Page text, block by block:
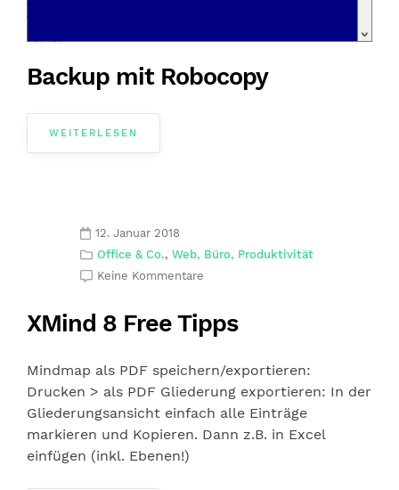
Backup mit Robocopy
WEITERLESEN
12. Januar 2018
Office & Co., Web, Büro, Produktivität
Keine Kommentare
XMind 8 Free Tipps
Mindmap als PDF speichern/exportieren:
Drucken > als PDF Gliederung exportieren: In der
Gliederungsansicht einfach alle Einträge
markieren und Kopieren. Dann z.B. in Excel
einfügen (inkl. Ebenen!)